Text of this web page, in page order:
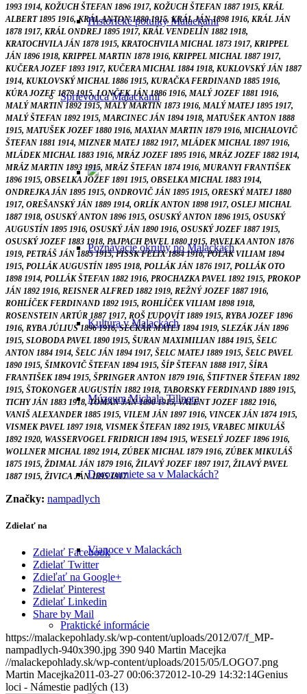
Historické potulky Malackami
Sprievodca Malackami
Poznávacie okruhy po Malackách
Kultúra v Malackách
Múzeum Michala Tillnera
Dorozumiete sa v Malackách?
Vianoce v Malackách
Praktické informácie
1993 1914, KOŽUCH ŠTEFAN 1896 1917, KOŽUCH ŠTEFAN 1887 1915, KRÁL
ALBERT 1895 1916, KRÁL ANTON 1880 1915, KRÁL JÁN 1898 1916, KRÁL JÁN
1878 1917, KRÁL ONDREJ 1895 1917, KRÁL VENDELÍN 1882 1918,
KRATOCHVILA JÁN 1878 1915, KRATOCHVILA MICHAL 1873 1917, KRIPPEL
JÁN 1896 1918, KRIPPEL MARTIN 1878 1916, KRIPPEL MICHAL 1887 1917,
KUČERA JOZEF 1893 1917, KUČERA MICHAL 1884 1918, KUKLOVSKÝ JÁN 1887
1914, KUKLOVSKÝ MICHAL 1886 1915, KURAČKA FERDINAND 1885 1916,
KÚRA JOZEF 1879 1915, LONČEK JÁN 1886 1916, MALÝ JOZEF 1881 1916,
MALÝ MARTIN 1892 1915, MALÝ MARTIN 1873 1916, MALÝ MATEJ 1895 1917,
MALÝ ŠTEFAN 1892 1915, MARCINEC JÁN 1894 1918, MATUŠEK ANTON 1888
1915, MATUŠEK JOZEF 1880 1916, MAXIAN MARTIN 1879 1916, MICHALOVIČ
ŠTEFAN 1881 1914, MIZNER MATEJ 1882 1917, MLÁDEK MICHAL 1897 1916,
MLÁDEK MICHAL 1883 1916, MRÁZ JOZEF 1895 1916, MRÁZ JOZEF 1882 1914,
MRÁZ MARTIN 1893 1915, MRÁZ ŠTEFAN 1874 1916, MURANYI FRANTIŠEK
1896 1915, OBSELKA JOZEF 1891 1915, OBSELKA MICHAL 1883 1914,
ONDREJKA JÁN 1895 1915, ONDROVIČ JÁN 1895 1915, ORESKÝ MATEJ 1880
1917, OREŠANSKÝ JÁN 1889 1914, ORLÍK ANTON 1898 1917, OSLEJ MICHAL
1887 1918, OSUSKÝ ANTON 1896 1915, OSUSKÝ ANTON 1896 1915, OSUSKÝ
AUGUSTÍN 1895 1916, OSUSKÝ JÁN 1890 1916, OSUSKÝ JOZEF 1887 1915,
OSUSKÝ JOZEF 1883 1918, PAJPACH PAVEL 1880 1915, PAVELKA ANTON 1876
1919, PETRÁŠ JÁN 1885 1915, PISSK FELIX 1884 1916, POLÁK VILIAM 1894
1915, POLLÁK AUGUSTÍN 1895 1918, POLLÁK JÁN 1876 1917, POLLÁK OTO
1898 1914, POLLÁK ŠTEFAN 1882 1916, PROCHAZKA PAVEL 1892 1915, PROKOP
JÁN 1892 1916, REISNER ALFRED 1882 1919, REŽNÝ JOZEF 1887 1916,
ROHLÍČEK FERDINAND 1892 1915, ROHLÍČEK VILIAM 1898 1918,
ROSENSTEIN ARTÚR 1887 1917, ROŠ ĽUDOVÍT 1889 1915, RYBA JOZEF 1896
1916, RYBA JÚLIUS 1896 1916, SEČKÁR MATEJ 1894 1919, SLEZÁK JÁN 1896
1915, SLOBODA PAVEL 1890 1915, ŠURAN MAXIMILIAN 1884 1915, ŠELC
ANTON 1884 1914, ŠELC JÁN 1894 1917, ŠELC MATEJ 1889 1915, ŠELC PAVEL
1890 1915, ŠIMKOVIČ ŠTEFAN 1894 1915, ŠÍP ŠTEFAN 1888 1917, ŠÍRA
FRANTIŠEK 1894 1915, ŠPRINGER ANTON 1879 1916, ŠTIFTNER ŠTEFAN 1892
1915, ŠTOKONGER AUGUSTÍN 1882 1918, TABORSKY FERDINAND 1889 1915,
TICHY JÁN 1883 1918, TOMAN JÁN 1890 1915, VALENT JOZEF 1882 1916,
VANIŠ ALEXANDER 1885 1915, VILEM JÁN 1897 1916, VINCEK JÁN 1874 1915,
VISMEK PAVEL 1897 1918, VISMEK ŠTEFAN 1892 1915, VRABEC MIKULÁŠ
1892 1920, WASSERVOGEL FRIDRICH 1894 1915, WESELÝ JOZEF 1896 1916,
WOLLNER MICHAL 1892 1914, ZÚBEK MICHAL 1879 1916, ZÚBEK MIKULÁŠ
1875 1915, ŽDIMAL JÁN 1879 1916, ŽILAVÝ JOZEF 1897 1917, ŽILAVÝ PAVEL
1887 1915, ŽIVICA JÁN 1895 1917
Značky: nampadlych
Zdielať na
Zdielať Facebook
Zdielať Twitter
Zdieľať na Google+
Zdielať Pinterest
Zdielať Linkedin
Share by Mail
https://malackepohlady.sk/wp-content/uploads/2012/07/f_MP-
nampadlych-940x390.jpg 390 940 Martin Macejka
//malackepohlady.sk/wp-content/uploads/2015/05/LOGO7.png
Martin Macejka2011-03-27 00:06:372012-10-29 14:32:14Genius
loci - Námestie padlých (13)